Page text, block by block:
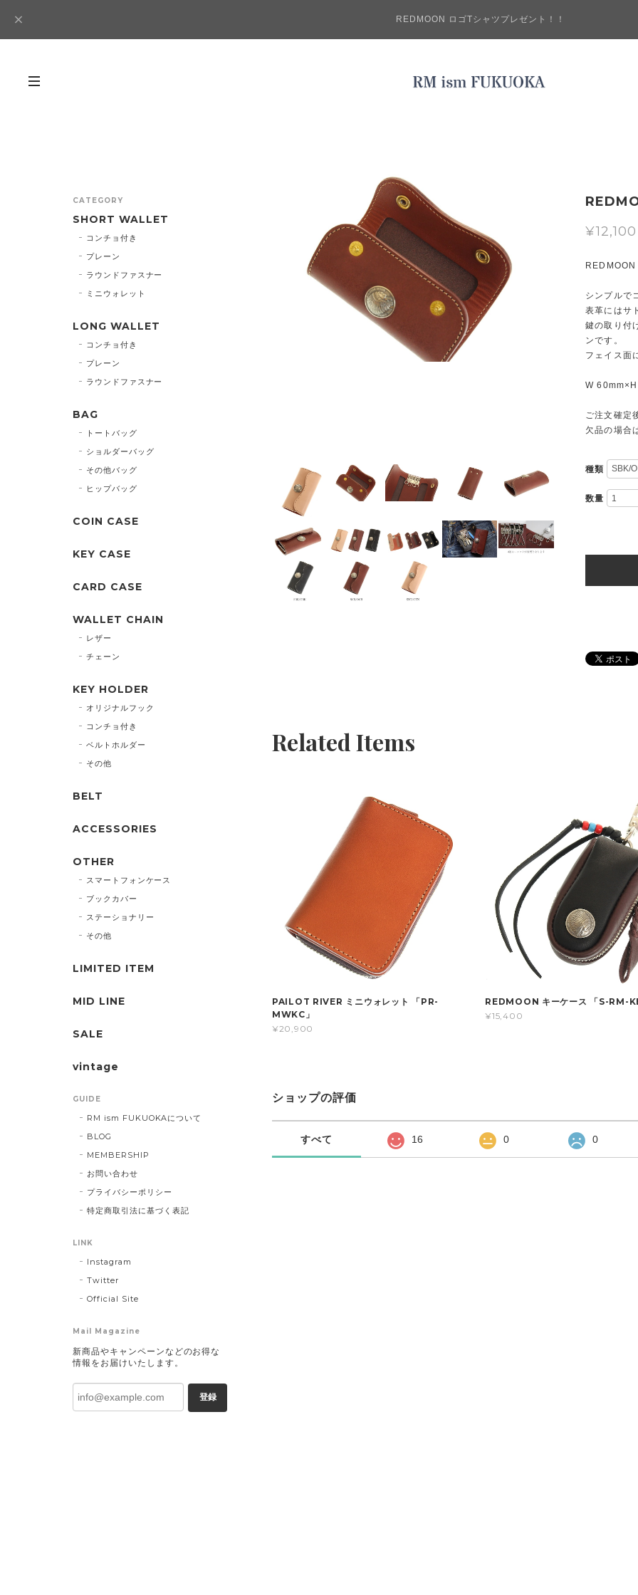
REDMOON ロゴTシャツプレゼント！！
¥12,100
シンプルで
表革にはサ
鍵の取り付
ンです。
フェイス面
W
ご注文確定
欠品の場合
種類
数量
Related Items
PAILOT RIVER ミニウォレット 「PR-
MWKC」
¥20,900
REDMOON キーケース 「S-RM-
¥15,400
ショップの評価
すべて 16 0 0
CATEGORY
SHORT WALLET
コンチョ付き
プレーン
ラウンドファスナー
ミニウォレット
LONG WALLET
コンチョ付き
プレーン
ラウンドファスナー
BAG
トートバッグ
ショルダーバッグ
その他バッグ
ヒップバッグ
COIN CASE
KEY CASE
CARD CASE
WALLET CHAIN
レザー
チェーン
KEY HOLDER
オリジナルフック
コンチョ付き
ベルトホルダー
その他
BELT
ACCESSORIES
OTHER
スマートフォンケース
ブックカバー
ステーショナリー
その他
LIMITED ITEM
MID LINE
SALE
vintage
GUIDE
RM ism FUKUOKAについて
BLOG
MEMBERSHIP
お問い合わせ
プライバシーポリシー
特定商取引法に基づく表記
LINK
Instagram
Twitter
Official Site
Mail Magazine
新商品やキャンペーンなどのお得な
情報をお届けいたします。
登録